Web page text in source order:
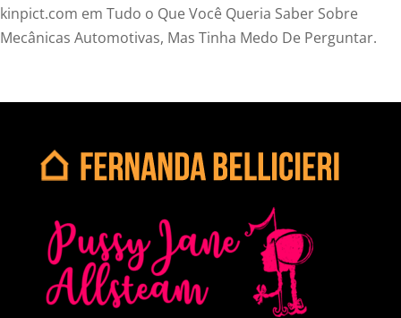
kinpict.com em Tudo o Que Você Queria Saber Sobre
Mecânicas Automotivas, Mas Tinha Medo De Perguntar.